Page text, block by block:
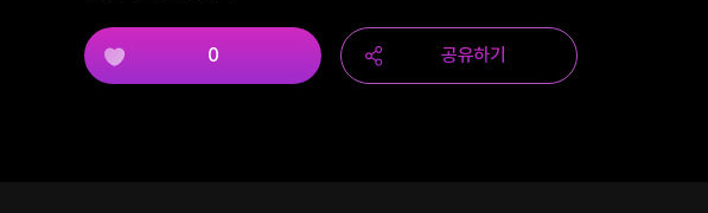
0 공유하기